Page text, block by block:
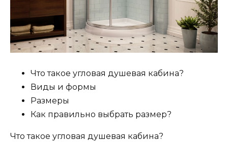
Что такое угловая душевая кабина?
Виды и формы
Размеры
Как правильно выбрать размер?
Что такое угловая душевая кабина?